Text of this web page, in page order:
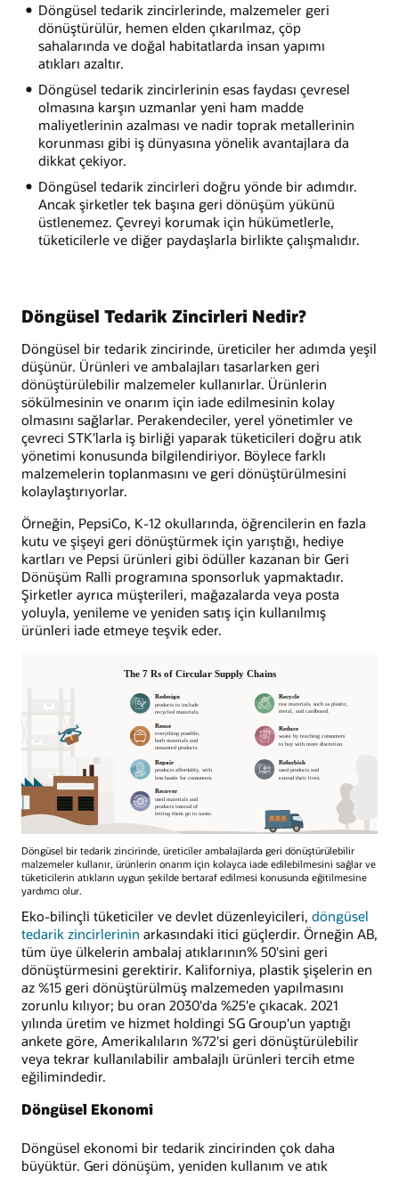
Döngüsel tedarik zincirlerinde, malzemeler geri
dönüştürülür, hemen elden çıkarılmaz, çöp
sahalarında ve doğal habitatlarda insan yapımı
atıkları azaltır.
Döngüsel tedarik zincirlerinin esas faydası çevresel
olmasına karşın uzmanlar yeni ham madde
maliyetlerinin azalması ve nadir toprak metallerinin
korunması gibi iş dünyasına yönelik avantajlara da
dikkat çekiyor.
Döngüsel tedarik zincirleri doğru yönde bir adımdır.
Ancak şirketler tek başına geri dönüşüm yükünü
üstlenemez. Çevreyi korumak için hükümetlerle,
tüketicilerle ve diğer paydaşlarla birlikte çalışmalıdır.
Döngüsel Tedarik Zincirleri Nedir?
Döngüsel bir tedarik zincirinde, üreticiler her adımda yeşil
düşünür. Ürünleri ve ambalajları tasarlarken geri
dönüştürülebilir malzemeler kullanırlar. Ürünlerin
sökülmesinin ve onarım için iade edilmesinin kolay
olmasını sağlarlar. Perakendeciler, yerel yönetimler ve
çevreci STK'larla iş birliği yaparak tüketicileri doğru atık
yönetimi konusunda bilgilendiriyor. Böylece farklı
malzemelerin toplanmasını ve geri dönüştürülmesini
kolaylaştırıyorlar.
Örneğin, PepsiCo, K-12 okullarında, öğrencilerin en fazla
kutu ve şişeyi geri dönüştürmek için yarıştığı, hediye
kartları ve Pepsi ürünleri gibi ödüller kazanan bir Geri
Dönüşüm Ralli programına sponsorluk yapmaktadır.
Şirketler ayrıca müşterileri, mağazalarda veya posta
yoluyla, yenileme ve yeniden satış için kullanılmış
ürünleri iade etmeye teşvik eder.
Döngüsel bir tedarik zincirinde, üreticiler ambalajlarda geri dönüştürülebilir
malzemeler kullanır, ürünlerin onarım için kolayca iade edilebilmesini sağlar ve
tüketicilerin atıkların uygun şekilde bertaraf edilmesi konusunda eğitilmesine
yardımcı olur.
Eko-bilinçli tüketiciler ve devlet düzenleyicileri, döngüsel
tedarik zincirlerinin arkasındaki itici güçlerdir. Örneğin AB,
tüm üye ülkelerin ambalaj atıklarının% 50'sini geri
dönüştürmesini gerektirir. Kaliforniya, plastik şişelerin en
az %15 geri dönüştürülmüş malzemeden yapılmasını
zorunlu kılıyor; bu oran 2030'da %25'e çıkacak. 2021
yılında üretim ve hizmet holdingi SG Group'un yaptığı
ankete göre, Amerikalıların %72'si geri dönüştürülebilir
veya tekrar kullanılabilir ambalajlı ürünleri tercih etme
eğilimindedir.
Döngüsel Ekonomi
Döngüsel ekonomi bir tedarik zincirinden çok daha
büyüktür. Geri dönüşüm, yeniden kullanım ve atık